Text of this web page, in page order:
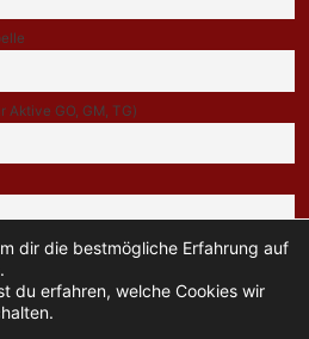
GO, GM, TG)
Du unsere Datenschutzerklärung.
dir die bestmögliche Erfahrung auf
du erfahren, welche Cookies wir